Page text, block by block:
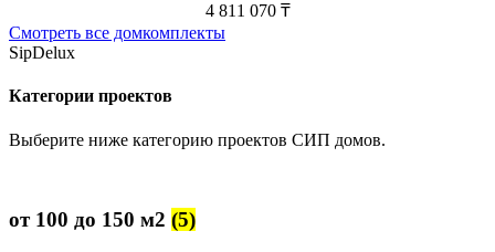
4 811 070 ₸
Смотреть все домкомплекты
SipDelux
Категории проектов
Выберите ниже категорию проектов СИП домов.
от 100 до 150 м2 (5)